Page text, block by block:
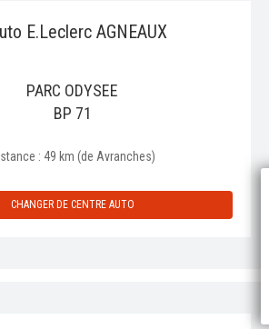
E.Leclerc AGNEAUX
PARC ODYSEE
BP 71
: 49 km (de Avranches)
CHANGER DE CENTRE AUTO